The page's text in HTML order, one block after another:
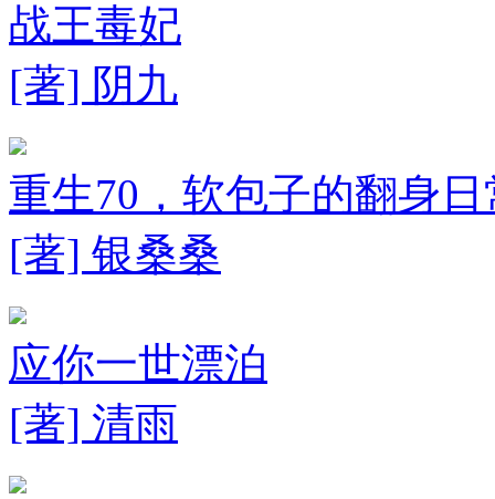
战王毒妃
[著] 阴九
重生70，软包子的翻身日
[著] 银桑桑
应你一世漂泊
[著] 清雨